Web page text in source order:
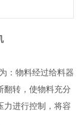
：物料经过给料器
翻转，使物料充分
力进行控制，将容